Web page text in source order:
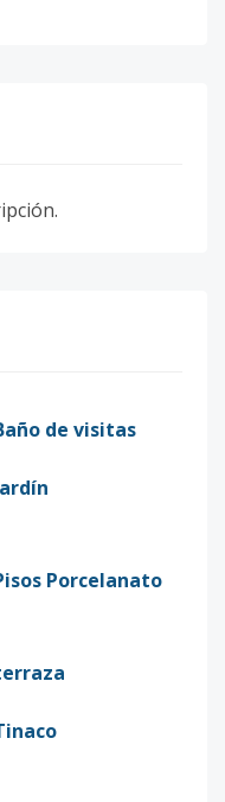
de visitas
Porcelanato